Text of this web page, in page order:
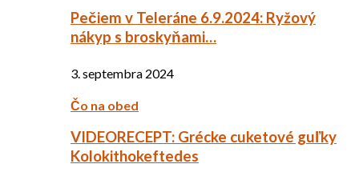
Pečiem v Teleráne 6.9.2024: Ryžový
nákyp s broskyňami…
3. septembra 2024
Čo na obed
VIDEORECEPT: Grécke cuketové guľky
Kolokithokeftedes